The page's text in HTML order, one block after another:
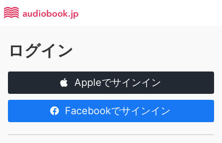
ログイン
Appleでサインイン
Facebookでサインイン